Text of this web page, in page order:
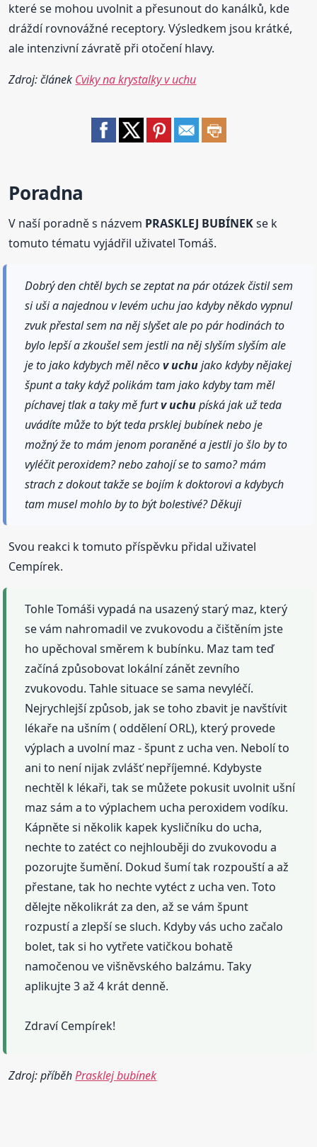
které se mohou uvolnit a přesunout do kanálků, kde
dráždí rovnovážné receptory. Výsledkem jsou krátké,
ale intenzivní závratě při otočení hlavy.
Zdroj: článek Cviky na krystalky v uchu
Poradna
V naší poradně s názvem PRASKLEJ BUBÍNEKse k
tomuto tématu vyjádřil uživatel Tomáš.
Dobrý den chtěl bych se zeptat na pár otázek čistil sem
si uši a najednou v levém uchu jao kdyby někdo vypnul
zvuk přestal sem na něj slyšet ale po pár hodinách to
bylo lepší a zkoušel sem jestli na něj slyším slyším ale
je to jako kdybych měl něcov uchujako kdyby nějakej
špunt a taky když polikám tam jako kdyby tam měl
píchavej tlak a taky mě furtv uchupíská jak už teda
uvádíte může to být teda prsklej bubínek nebo je
možný že to mám jenom poraněné a jestli jo šlo by to
vyléčit peroxidem? nebo zahojí se to samo? mám
strach z dokout takže se bojím k doktorovi a kdybych
tam musel mohlo by to být bolestivé? Děkuji
Svou reakci k tomuto příspěvku přidal uživatel
Cempírek.
Tohle Tomáši vypadá na usazený starý maz, který
se vám nahromadil ve zvukovodu a čištěním jste
ho upěchoval směrem k bubínku. Maz tam teď
začíná způsobovat lokální zánět zevního
zvukovodu. Tahle situace se sama nevyléčí.
Nejrychlejší způsob, jak se toho zbavit je navštívit
lékaře na ušním ( oddělení ORL), který provede
výplach a uvolní maz - špunt z ucha ven. Nebolí to
ani to není nijak zvlášť nepříjemné. Kdybyste
nechtěl k lékaři, tak se můžete pokusit uvolnit ušní
maz sám a to výplachem ucha peroxidem vodíku.
Kápněte si několik kapek kysličníku do ucha,
nechte to zatéct co nejhlouběji do zvukovodu a
pozorujte šumění. Dokud šumí tak rozpouští a až
přestane, tak ho nechte vytéct z ucha ven. Toto
dělejte několikrát za den, až se vám špunt
rozpustí a zlepší se sluch. Kdyby vás ucho začalo
bolet, tak si ho vytřete vatičkou bohatě
namočenou ve višněvského balzámu. Taky
aplikujte 3 až 4 krát denně.
Zdraví Cempírek!
Zdroj: příběhPrasklej bubínek